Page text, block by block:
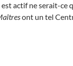
actif ne serait-ce
ont un tel